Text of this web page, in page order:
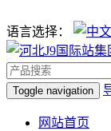
语言选择：
Toggle navigation
网站首页